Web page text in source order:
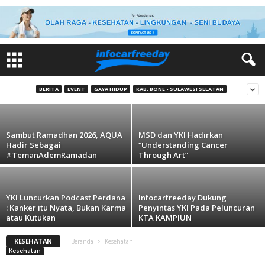
BERITA EVENT GAYA HIDUP KAB. BONE - SULAWESI SELATAN
Kesehatan
Kemenpora Targetkan CFD Aktif di 514
Kabupaten/Kota Tahun 2026
11 Maret 2026
Sambut Ramadhan 2026, AQUA
Hadir Sebagai
#TemanAdemRamadan
MSD dan YKI Hadirkan
“Understanding Cancer
Through Art”
YKI Luncurkan Podcast Perdana
: Kanker itu Nyata, Bukan Karma
atau Kutukan
Infocarfreeday Dukung
Penyintas YKI Pada Peluncuran
KTA KAMPIUN
KESEHATAN Beranda
Kesehatan
Kesehatan